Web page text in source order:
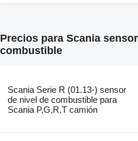
Precios para Scania
combustible
Scania Serie R (01.13-) sensor
de nivel de combustible para
Scania P,G,R,T camión